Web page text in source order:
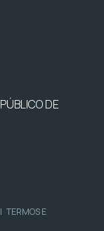
DE
| TERMOS E